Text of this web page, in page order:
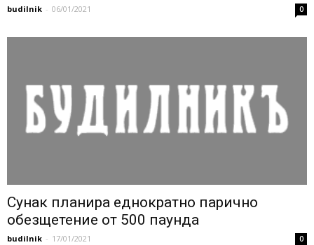
budilnik - 06/01/2021 0
Сунак планира еднократно парично
обезщетение от 500 паунда
budilnik - 17/01/2021 0